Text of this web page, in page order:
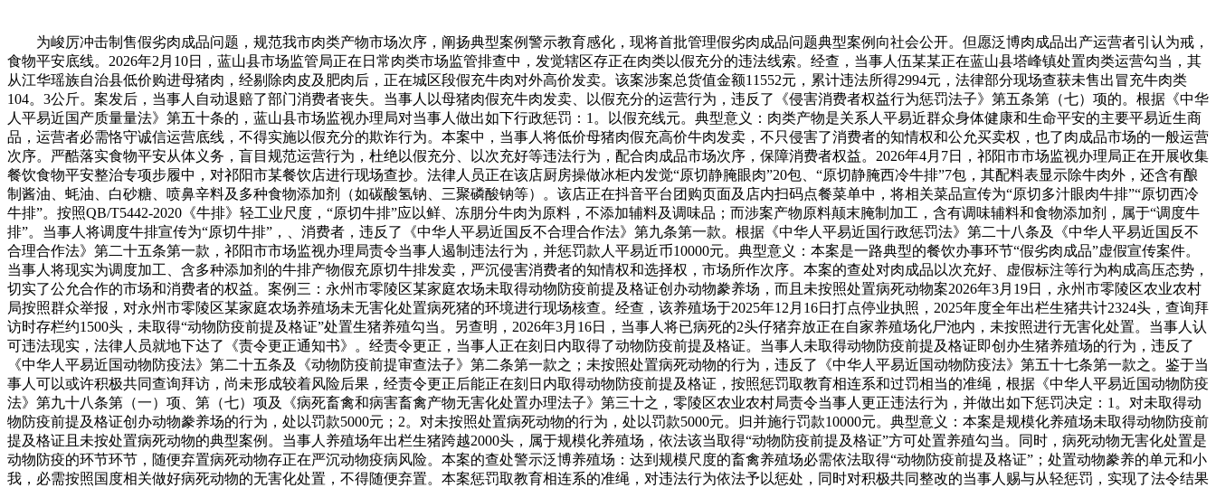
为峻厉冲击制售假劣肉成品问题，规范我市肉类产物市场次序，阐扬典型案例警示教育感化，现将首批管理假劣肉成品问题典型案例向社会公开。但愿泛博肉成品出产运营者引认为戒，
食物平安底线。2026年2月10日，蓝山县市场监管局正在日常肉类市场监管排查中，发觉辖区存正在肉类以假充分的违法线索。经查，当事人伍某某正在蓝山县塔峰镇处置肉类运营勾当，其
从江华瑶族自治县低价购进母猪肉，经剔除肉皮及肥肉后，正在城区段假充牛肉对外高价发卖。该案涉案总货值金额11552元，累计违法所得2994元，法律部分现场查获未售出冒充牛肉类
104。3公斤。案发后，当事人自动退赔了部门消费者丧失。当事人以母猪肉假充牛肉发卖、以假充分的运营行为，违反了《侵害消费者权益行为惩罚法子》第五条第（七）项的。根据《中华
人平易近国产质量量法》第五十条的，蓝山县市场监视办理局对当事人做出如下行政惩罚：1。以假充线元。典型意义：肉类产物是关系人平易近群众身体健康和生命平安的主要平易近生商
品，运营者必需恪守诚信运营底线，不得实施以假充分的欺诈行为。本案中，当事人将低价母猪肉假充高价牛肉发卖，不只侵害了消费者的知情权和公允买卖权，也了肉成品市场的一般运营
次序。严酷落实食物平安从体义务，盲目规范运营行为，杜绝以假充分、以次充好等违法行为，配合肉成品市场次序，保障消费者权益。2026年4月7日，祁阳市市场监视办理局正在开展收集
餐饮食物平安整治专项步履中，对祁阳市某餐饮店进行现场查抄。法律人员正在该店厨房操做冰柜内发觉“原切静腌眼肉”20包、“原切静腌西冷牛排”7包，其配料表显示除牛肉外，还含有酿
制酱油、蚝油、白砂糖、喷鼻辛料及多种食物添加剂（如碳酸氢钠、三聚磷酸钠等）。该店正在抖音平台团购页面及店内扫码点餐菜单中，将相关菜品宣传为“原切多汁眼肉牛排”“原切西冷
牛排”。按照QB/T5442-2020《牛排》轻工业尺度，“原切牛排”应以鲜、冻朋分牛肉为原料，不添加辅料及调味品；而涉案产物原料颠末腌制加工，含有调味辅料和食物添加剂，属于“调度牛
排”。当事人将调度牛排宣传为“原切牛排”，、消费者，违反了《中华人平易近国反不合理合作法》第九条第一款。根据《中华人平易近国行政惩罚法》第二十八条及《中华人平易近国反不
合理合作法》第二十五条第一款，祁阳市市场监视办理局责令当事人遏制违法行为，并惩罚款人平易近币10000元。典型意义：本案是一路典型的餐饮办事环节“假劣肉成品”虚假宣传案件。
当事人将现实为调度加工、含多种添加剂的牛排产物假充原切牛排发卖，严沉侵害消费者的知情权和选择权，市场所作次序。本案的查处对肉成品以次充好、虚假标注等行为构成高压态势，
切实了公允合作的市场和消费者的权益。案例三：永州市零陵区某家庭农场未取得动物防疫前提及格证创办动物豢养场，而且未按照处置病死动物案2026年3月19日，永州市零陵区农业农村
局按照群众举报，对永州市零陵区某家庭农场养殖场未无害化处置病死猪的环境进行现场核查。经查，该养殖场于2025年12月16日打点停业执照，2025年度全年出栏生猪共计2324头，查询拜
访时存栏约1500头，未取得“动物防疫前提及格证”处置生猪养殖勾当。另查明，2026年3月16日，当事人将已病死的2头仔猪弃放正在自家养殖场化尸池内，未按照进行无害化处置。当事人认
可违法现实，法律人员就地下达了《责令更正通知书》。经责令更正，当事人正在刻日内取得了动物防疫前提及格证。当事人未取得动物防疫前提及格证即创办生猪养殖场的行为，违反了
《中华人平易近国动物防疫法》第二十五条及《动物防疫前提审查法子》第二条第一款之；未按照处置病死动物的行为，违反了《中华人平易近国动物防疫法》第五十七条第一款之。鉴于当
事人可以或许积极共同查询拜访，尚未形成较着风险后果，经责令更正后能正在刻日内取得动物防疫前提及格证，按照惩罚取教育相连系和过罚相当的准绳，根据《中华人平易近国动物防疫
法》第九十八条第（一）项、第（七）项及《病死畜禽和病害畜禽产物无害化处置办理法子》第三十之，零陵区农业农村局责令当事人更正违法行为，并做出如下惩罚决定：1。对未取得动
物防疫前提及格证创办动物豢养场的行为，处以罚款5000元；2。对未按照处置病死动物的行为，处以罚款5000元。归并施行罚款10000元。典型意义：本案是规模化养殖场未取得动物防疫前
提及格证且未按处置病死动物的典型案例。当事人养殖场年出栏生猪跨越2000头，属于规模化养殖场，依法该当取得“动物防疫前提及格证”方可处置养殖勾当。同时，病死动物无害化处置是
动物防疫的环节环节，随便弃置病死动物存正在严沉动物疫病风险。本案的查处警示泛博养殖场：达到规模尺度的畜禽养殖场必需依法取得“动物防疫前提及格证”；处置动物豢养的单元和小
我，必需按照国度相关做好病死动物的无害化处置，不得随便弃置。本案惩罚取教育相连系的准绳，对违法行为依法予以惩处，同时对积极共同整改的当事人赐与从轻惩罚，实现了法令结果